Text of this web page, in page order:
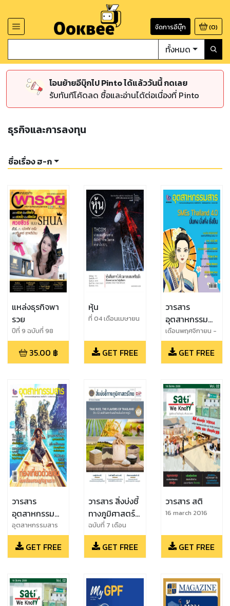
จัดการอีบุ๊ก (0)
ทั้งหมด
โอนย้ายอีบุ๊กไป Pinto ได้แล้ววันนี้ กดเลย
รับทันทีโค้ดลด ซื้อและอ่านได้ต่อเนื่องที่ Pinto
ธุรกิจและการลงทุน
ชื่อเรื่อง ฮ-ก
แหล่งธุรกิจพา
รวย
ปีที่ 9 ฉบับที่ 98
ประจำเดือน
พฤศจิกายน 2561
35.00 ฿
หุ้น
ที่ 04 เดือนเมษายน
GET FREE
วารสาร
อุตสาหกรรม
สาร
เดือนพฤศจิกายน -
ธันวาคม 2561
GET FREE
วารสาร
อุตสาหกรรม
สาร
อุตสาหกรรมสาร
GET FREE
วารสาร สิ่งบ่งชี้
ทางภูมิศาสตร์
ไทย
ฉบับที่ 7 เดือน
เมษายน 2567
GET FREE
วารสาร สติ
16 march 2016
GET FREE